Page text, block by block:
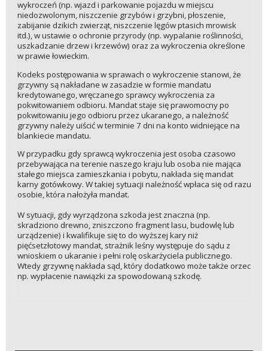
wykroczeń (np. wjazd i parkowanie pojazdu w miejscu
niedozwolonym, niszczenie grzybów i grzybni, płoszenie,
zabijanie dzikich zwierząt, niszczenie lęgów ptasich mrowisk
itd.), w ustawie o ochronie przyrody (np. wypalanie roślinności,
uszkadzanie drzew i krzewów) oraz za wykroczenia określone
w prawie łowieckim.
Kodeks postępowania w sprawach o wykroczenie stanowi, że
grzywny są nakładane w zasadzie w formie mandatu
kredytowanego, wręczanego sprawcy wykroczenia za
pokwitowaniem odbioru. Mandat staje się prawomocny po
pokwitowaniu jego odbioru przez ukaranego, a należność
grzywny należy uiścić w terminie 7 dni na konto widniejące na
blankiecie mandatu.
W przypadku gdy sprawcą wykroczenia jest osoba czasowo
przebywająca na terenie naszego kraju lub osoba nie mająca
stałego miejsca zamieszkania i pobytu, nakłada się mandat
karny gotówkowy. W takiej sytuacji należność wpłaca się od razu
osobie, która nałożyła mandat.
W sytuacji, gdy wyrządzona szkoda jest znaczna (np.
skradziono drewno, zniszczono fragment lasu, budowlę lub
urządzenie) i kwalifikuje się to do wyższej kary niż
pięćsetzłotowy mandat, strażnik leśny występuje do sądu z
wnioskiem o ukaranie i pełni rolę oskarżyciela publicznego.
Wtedy grzywnę nakłada sąd, który dodatkowo może także orzec
np. wypłacenie nawiązki za spowodowaną szkodę.